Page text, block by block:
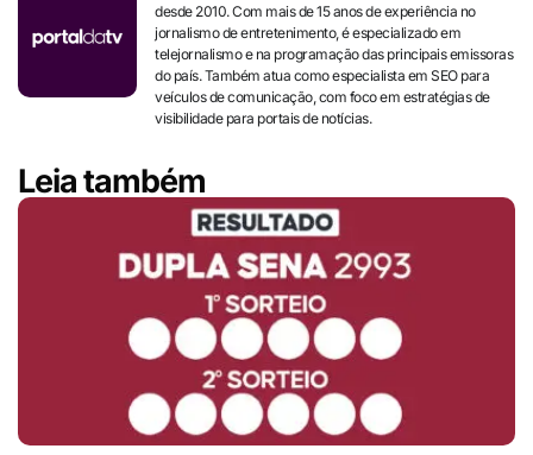
desde 2010. Com mais de 15 anos de experiência no
jornalismo de entretenimento, é especializado em
telejornalismo e na programação das principais emissoras
do país. Também atua como especialista em SEO para
veículos de comunicação, com foco em estratégias de
visibilidade para portais de notícias.
Leia também